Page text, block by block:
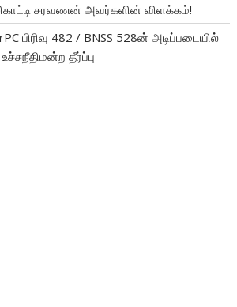
சரவணன் அவர்களின் விளக்கம்!
பிரிவு 482 / BNSS 528ன் அடிப்படையில்
தீர்ப்பு